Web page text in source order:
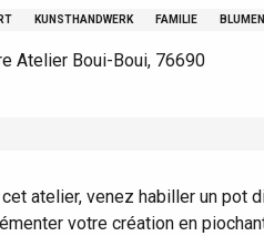
KUNSTHANDWERK FAMILIE
Atelier Boui-Boui, 76690
atelier, venez habiller un pot
votre création en